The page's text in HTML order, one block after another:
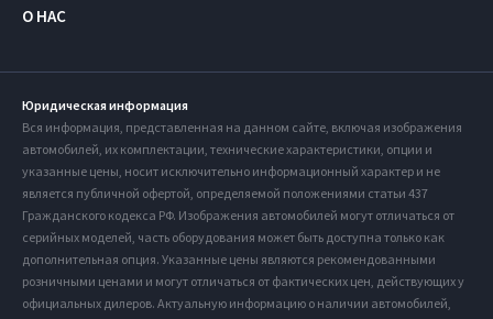
О НАС
Юридическая информация
Вся информация, представленная на данном сайте, включая изображения
автомобилей, их комплектации, технические характеристики, опции и
указанные цены, носит исключительно информационный характер и не
является публичной офертой, определяемой положениями статьи 437
Гражданского кодекса РФ. Изображения автомобилей могут отличаться от
серийных моделей, часть оборудования может быть доступна только как
дополнительная опция. Указанные цены являются рекомендованными
розничными ценами и могут отличаться от фактических цен, действующих у
официальных дилеров. Актуальную информацию о наличии автомобилей,